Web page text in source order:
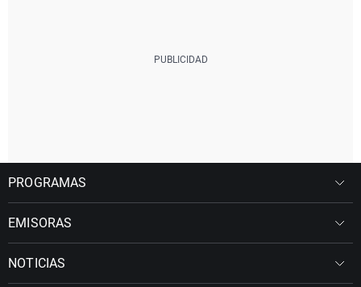
PROGRAMAS
EMISORAS
NOTICIAS